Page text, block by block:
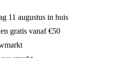
11 augustus in huis
gratis vanaf €50